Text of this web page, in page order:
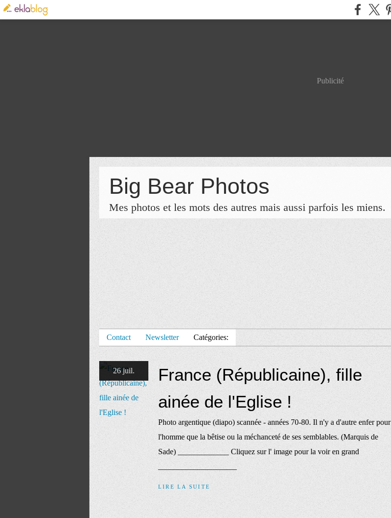
Publicité
Big Bear Photos
Mes photos et les mots des autres mais aussi parfois les miens.
Contact Newsletter Catégories:
26 juil.
France (Républicaine), fille
ainée de l'Eglise !
Photo argentique (diapo) scannée - années 70-80. Il n'y a d'autre enfer pour
l'homme que la bêtise ou la méchanceté de ses semblables. (Marquis de
Sade) _____________ Cliquez sur l' image pour la voir en grand
____________________
LIRE LA SUITE